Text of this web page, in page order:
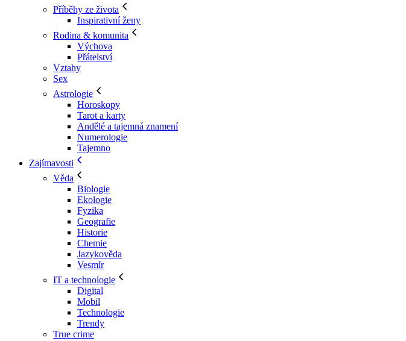
Příběhy ze života
Inspirativní ženy
Rodina & komunita
Výchova
Přátelství
Vztahy
Sex
Astrologie
Horoskopy
Tarot a karty
Andělé a tajemná znamení
Numerologie
Tajemno
Zajímavosti
Věda
Biologie
Ekologie
Fyzika
Geografie
Historie
Chemie
Jazykověda
Vesmír
IT a technologie
Digital
Mobil
Technologie
Trendy
True crime